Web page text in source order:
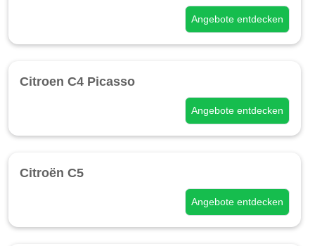
Angebote entdecken
Citroen C4 Picasso
Angebote entdecken
Citroën C5
Angebote entdecken